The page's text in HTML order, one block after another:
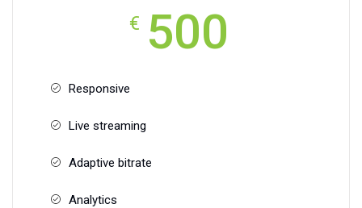
€ 500
Responsive
Live streaming
Adaptive bitrate
Analytics